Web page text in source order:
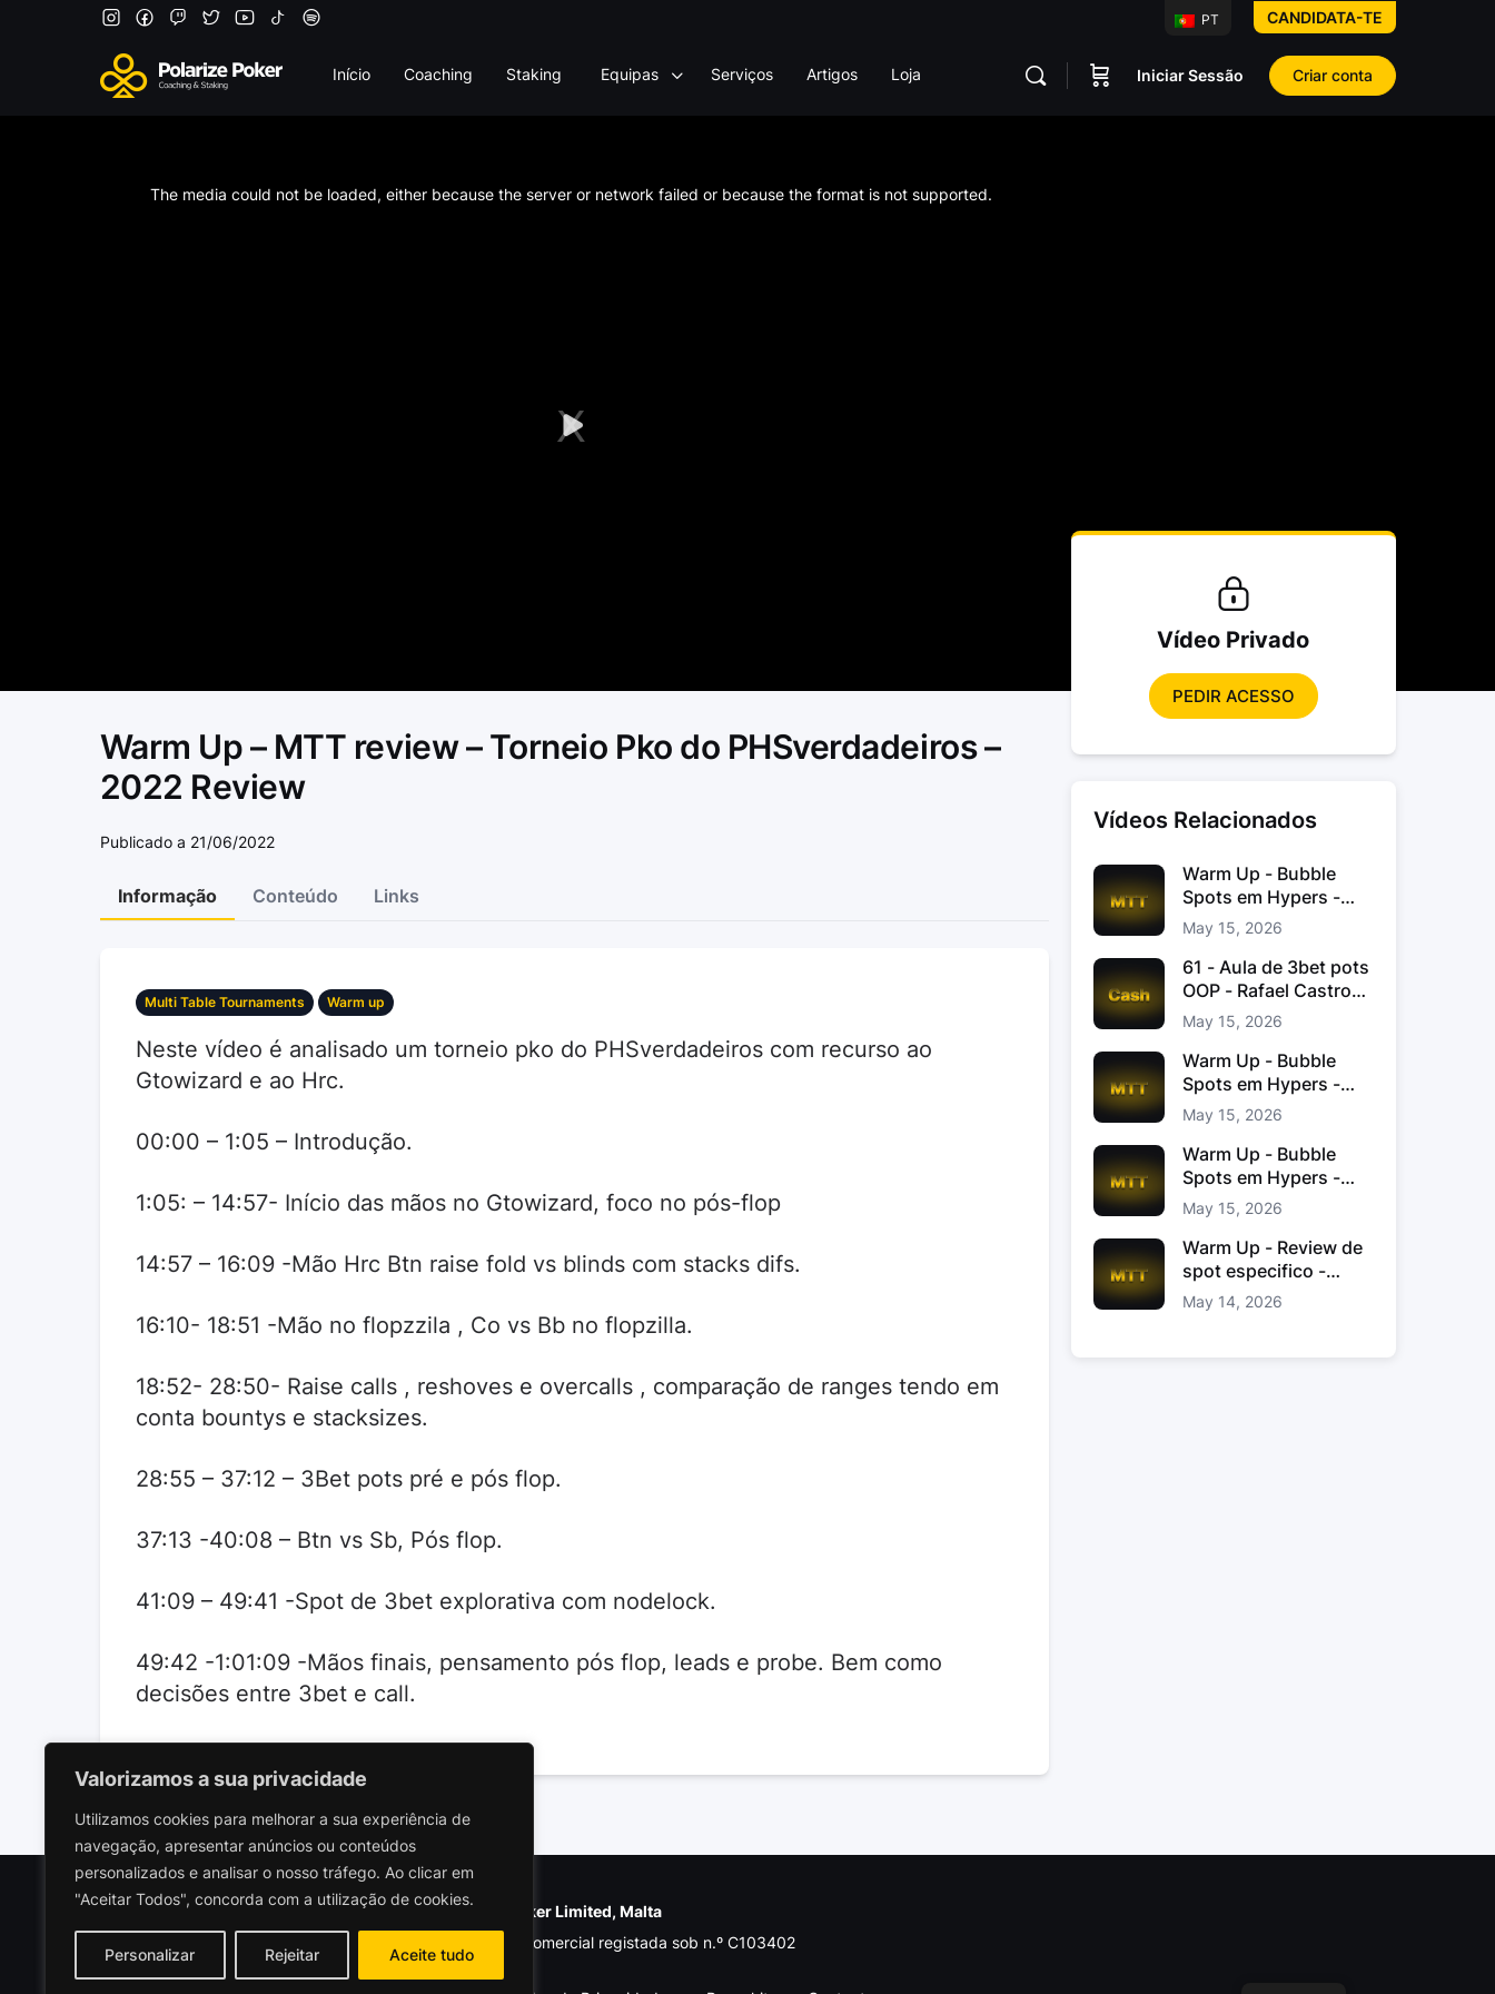
Valorizamos a sua privacidade
Utilizamos cookies para melhorar a sua experiência de
navegação, apresentar anúncios ou conteúdos
personalizados e analisar o nosso tráfego. Ao clicar em
"Aceitar Todos", concorda com a utilização de cookies.
Personalizar Rejeitar Aceite tudo
PT CANDIDATA-TE
Início Coaching Staking Equipas Serviços Artigos Loja Iniciar Sessão Criar conta
Play
The media could not be loaded, either because the server or network failed or because the format is not supported.
Warm Up – MTT review – Torneio Pko do PHSverdadeiros –
2022 Review
Publicado a 21/06/2022
Informação Conteúdo Links
Multi Table Tournaments Warm up
Neste vídeo é analisado um torneio pko do PHSverdadeiros com recurso ao
Gtowizard e ao Hrc.
00:00 – 1:05 – Introdução.
1:05: – 14:57- Início das mãos no Gtowizard, foco no pós-flop
14:57 – 16:09 -Mão Hrc Btn raise fold vs blinds com stacks difs.
16:10- 18:51 -Mão no flopzzila , Co vs Bb no flopzilla.
18:52- 28:50- Raise calls , reshoves e overcalls , comparação de ranges tendo em
conta bountys e stacksizes.
28:55 – 37:12 – 3Bet pots pré e pós flop.
37:13 -40:08 – Btn vs Sb, Pós flop.
41:09 – 49:41 -Spot de 3bet explorativa com nodelock.
49:42 -1:01:09 -Mãos finais, pensamento pós flop, leads e probe. Bem como
decisões entre 3bet e call.
Vídeo Privado
PEDIR ACESSO
Vídeos Relacionados
Warm Up - Bubble
Spots em Hypers -
João “JoaoChef“
Branco
May 15, 2026
61 - Aula de 3bet pots
OOP - Rafael Castro
Jacinto
May 15, 2026
Warm Up - Bubble
Spots em Hypers -
João “JoaoChef“
Branco
May 15, 2026
Warm Up - Bubble
Spots em Hypers -
João JoaoChef
Branco
May 15, 2026
Warm Up - Review de
spot especifico -
xinas85
May 14, 2026
Polarize Poker Limited, Malta
Sociedade comercial registada sob n.º C103402